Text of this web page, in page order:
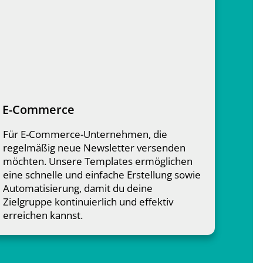
E-Commerce
Für E-Commerce-Unternehmen, die
regelmäßig neue Newsletter versenden
möchten. Unsere Templates ermöglichen
eine schnelle und einfache Erstellung sowie
Automatisierung, damit du deine
Zielgruppe kontinuierlich und effektiv
erreichen kannst.